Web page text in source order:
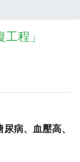
程」
病、血壓高、